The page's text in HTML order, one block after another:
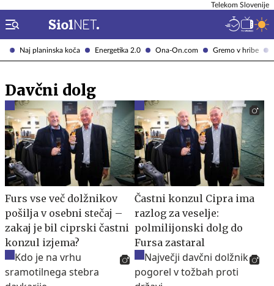
Naj planinska koča Energetika 2.0 Ona-On.com Gremo v hribe
Telekom Slovenije
Davčni dolg
Furs vse več dolžnikov
pošilja v osebni stečaj –
zakaj je bil ciprski častni
konzul izjema?
Častni konzul Cipra ima
razlog za veselje:
polmilijonski dolg do
Fursa zastaral